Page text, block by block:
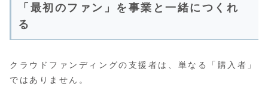
「最初のファン」を事業と一緒につくれ
る
クラウドファンディングの支援者は、単なる「購入者」
ではありません。